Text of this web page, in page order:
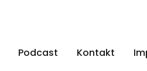
Podcast Kontakt